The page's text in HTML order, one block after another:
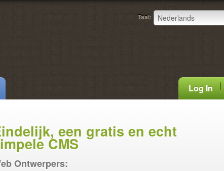
Taal:
Log In
een gratis en echt
CMS
Ontwerpers: